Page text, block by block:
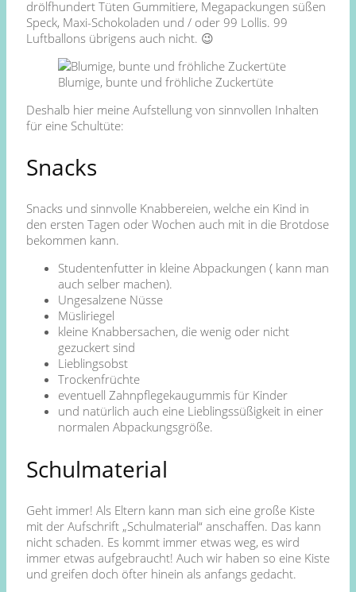
drölfhundert Tüten Gummitiere, Megapackungen süßen
Speck, Maxi-Schokoladen und / oder 99 Lollis. 99
Luftballons übrigens auch nicht. 😉
Blumige, bunte und fröhliche Zuckertüte
Deshalb hier meine Aufstellung von sinnvollen Inhalten
für eine Schultüte:
Snacks
Snacks und sinnvolle Knabbereien, welche ein Kind in
den ersten Tagen oder Wochen auch mit in die Brotdose
bekommen kann.
Studentenfutter in kleine Abpackungen ( kann man
auch selber machen).
Ungesalzene Nüsse
Müsliriegel
kleine Knabbersachen, die wenig oder nicht
gezuckert sind
Lieblingsobst
Trockenfrüchte
eventuell Zahnpflegekaugummis für Kinder
und natürlich auch eine Lieblingssüßigkeit in einer
normalen Abpackungsgröße.
Schulmaterial
Geht immer! Als Eltern kann man sich eine große Kiste
mit der Aufschrift „Schulmaterial“ anschaffen. Das kann
nicht schaden. Es kommt immer etwas weg, es wird
immer etwas aufgebraucht! Auch wir haben so eine Kiste
und greifen doch öfter hinein als anfangs gedacht.